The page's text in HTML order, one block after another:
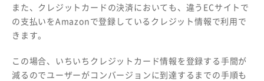
また、クレジットカードの決済においても、違うECサイトで
の支払いをAmazonで登録しているクレジット情報で利用で
きます。
この場合、いちいちクレジットカード情報を登録する手間が
減るのでユーザーがコンバージョンに到達するまでの手順も